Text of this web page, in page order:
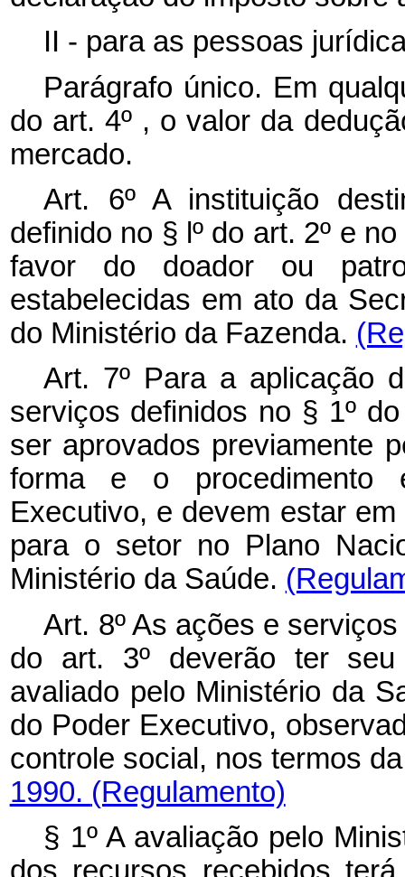
II - para as pessoas
Parágrafo único. Em
do art. 4º , o valor da
mercado.
Art. 6º A instituição
definido no § lº do art. 2º e
favor do doador ou
estabelecidas em ato da
do Ministério da Fazenda.
Art. 7º Para a aplicação
serviços definidos no § 1º
ser aprovados previamente
forma e o procedimento
Executivo, e devem estar
para o setor no Plano
Ministério da Saúde.
Art. 8º As ações e
do art. 3º deverão ter seu
avaliado pelo Ministério da
do Poder Executivo,
controle social, nos termos
1990. (Regulamento)
§ 1º A avaliação pelo